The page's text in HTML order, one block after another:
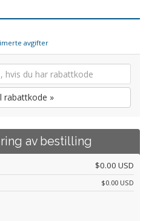
avgifter
rabattkode »
av bestilling
$0.00 USD
$0.00 USD